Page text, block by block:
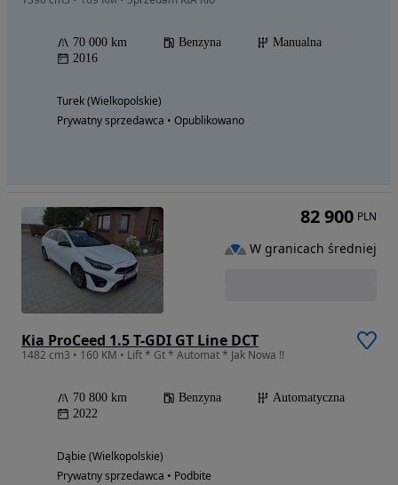
70 000 km Benzyna
Manualna
2016
Turek (Wielkopolskie)
Prywatny sprzedawca • Opublikowano
Kia ProCeed 1.5 T-GDI GT Line DCT
1482 cm3 • 160 KM • Lift * Gt * Automat * Jak Nowa !!
70 800 km Benzyna
Automatyczna
2022
Dąbie (Wielkopolskie)
Prywatny sprzedawca • Podbite
82 900 PLN
W granicach średniej